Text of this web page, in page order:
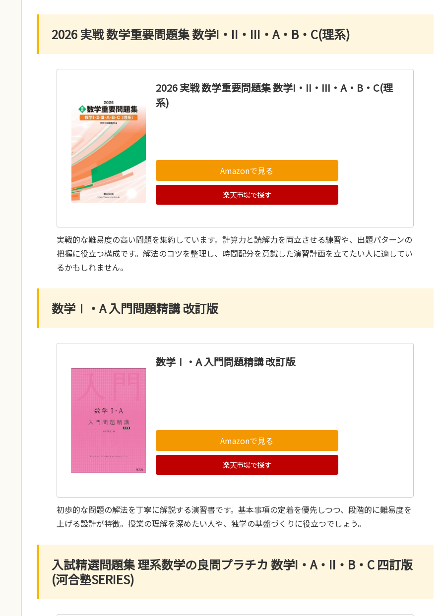
2026 実戦 数学重要問題集 数学I・II・III・A・B・C(理系)
2026 実戦 数学重要問題集 数学I・II・III・A・B・C(理
系)
Amazonで見る
楽天市場で探す
実戦的な難易度の高い問題を集約しています。計算力と読解力を両立させる練習や、出題パターンの
把握に役立つ構成です。解法のコツを整理し、時間配分を意識した演習計画を立てたい人に適してい
るかもしれません。
数学Ⅰ・A 入門問題精講 改訂版
数学Ⅰ・A 入門問題精講 改訂版
Amazonで見る
楽天市場で探す
初歩的な問題の解法を丁寧に解説する演習書です。基本事項の定着を優先しつつ、段階的に難易度を
上げる設計が特徴。授業の理解を深めたい人や、独学の基盤づくりに役立つでしょう。
入試精選問題集 理系数学の良問プラチカ 数学I・A・II・B・C 四訂版
(河合塾SERIES)